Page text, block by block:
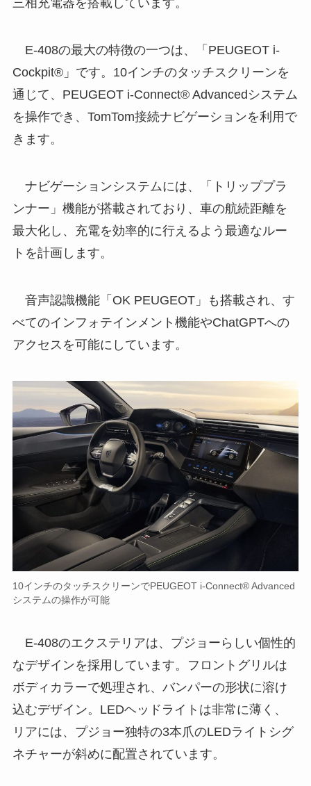
三相充電器を搭載しています。
E-408の最大の特徴の一つは、「PEUGEOT i-
Cockpit®」です。10インチのタッチスクリーンを
通じて、PEUGEOT i-Connect® Advancedシステム
を操作でき、TomTom接続ナビゲーションを利用で
きます。
ナビゲーションシステムには、「トリッププラ
ンナー」機能が搭載されており、車の航続距離を
最大化し、充電を効率的に行えるよう最適なルー
トを計画します。
音声認識機能「OK PEUGEOT」も搭載され、す
べてのインフォテインメント機能やChatGPTへの
アクセスを可能にしています。
10インチのタッチスクリーンでPEUGEOT i-Connect® Advanced
システムの操作が可能
E-408のエクステリアは、プジョーらしい個性的
なデザインを採用しています。フロントグリルは
ボディカラーで処理され、バンパーの形状に溶け
込むデザイン。LEDヘッドライトは非常に薄く、
リアには、プジョー独特の3本爪のLEDライトシグ
ネチャーが斜めに配置されています。